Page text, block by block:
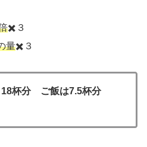
✖️３
量✖️３
18杯分 ご飯は7.5杯分